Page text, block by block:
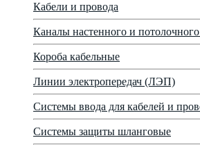
Кабели и провода
Каналы настенного и
Короба кабельные
Линии электропередач (ЛЭП)
Системы ввода для кабелей и
Системы защиты шланговые